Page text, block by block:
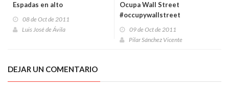
Espadas en alto
08 de Oct de 2011
Luis José de Ávila
Ocupa Wall Street
#occupywallstreet
09 de Oct de 2011
Pilar Sánchez Vicente
DEJAR UN COMENTARIO